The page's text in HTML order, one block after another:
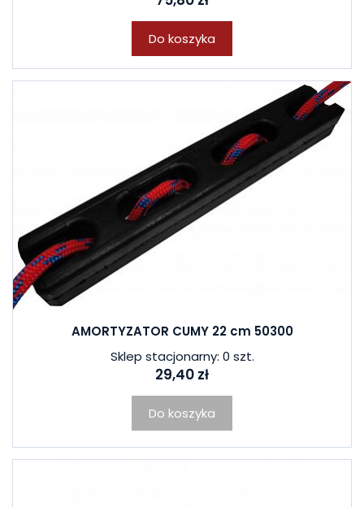
Do koszyka
AMORTYZATOR CUMY 22 cm 50300
Sklep stacjonarny: 0 szt.
29,40 zł
Do koszyka